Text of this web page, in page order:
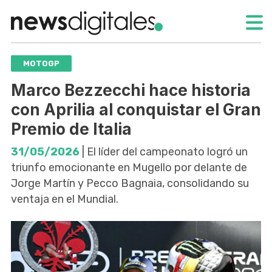
MOTOGP
Marco Bezzecchi hace historia
con Aprilia al conquistar el Gran
Premio de Italia
31/05/2026 | El líder del campeonato logró un
triunfo emocionante en Mugello por delante de
Jorge Martín y Pecco Bagnaia, consolidando su
ventaja en el Mundial.